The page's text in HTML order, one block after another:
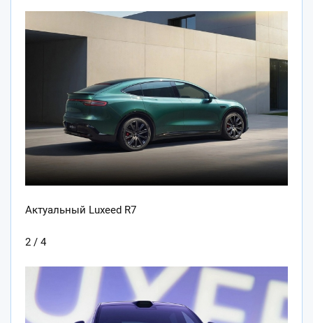
Актуальный Luxeed R7
2 / 4